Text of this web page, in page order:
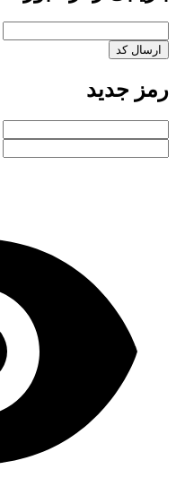
ارسال کد
رمز جدید